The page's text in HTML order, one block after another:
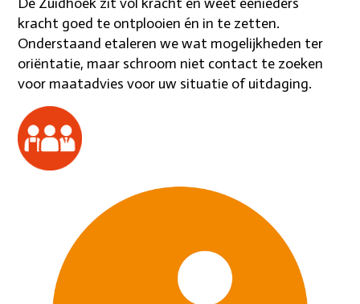
kracht goed te ontplooien én in te zetten.
Onderstaand etaleren we wat mogelijkheden ter
oriëntatie, maar schroom niet contact te zoeken
voor maatadvies voor uw situatie of uitdaging.